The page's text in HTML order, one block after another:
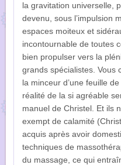
la gravitation universelle,
devenu, sous l’impulsion
espaces moiteux et
incontournable de toutes
bien propulser vers la
grands spécialistes. Vous
la minceur d’une feuille
réalité de la si agréable
manuel de Christel. Et ils
exempt de calamité
acquis après avoir
techniques de
du massage, ce qui